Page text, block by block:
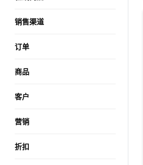
销售渠道
订单
商品
客户
营销
折扣